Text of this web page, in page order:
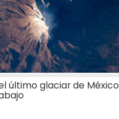
último glaciar de México